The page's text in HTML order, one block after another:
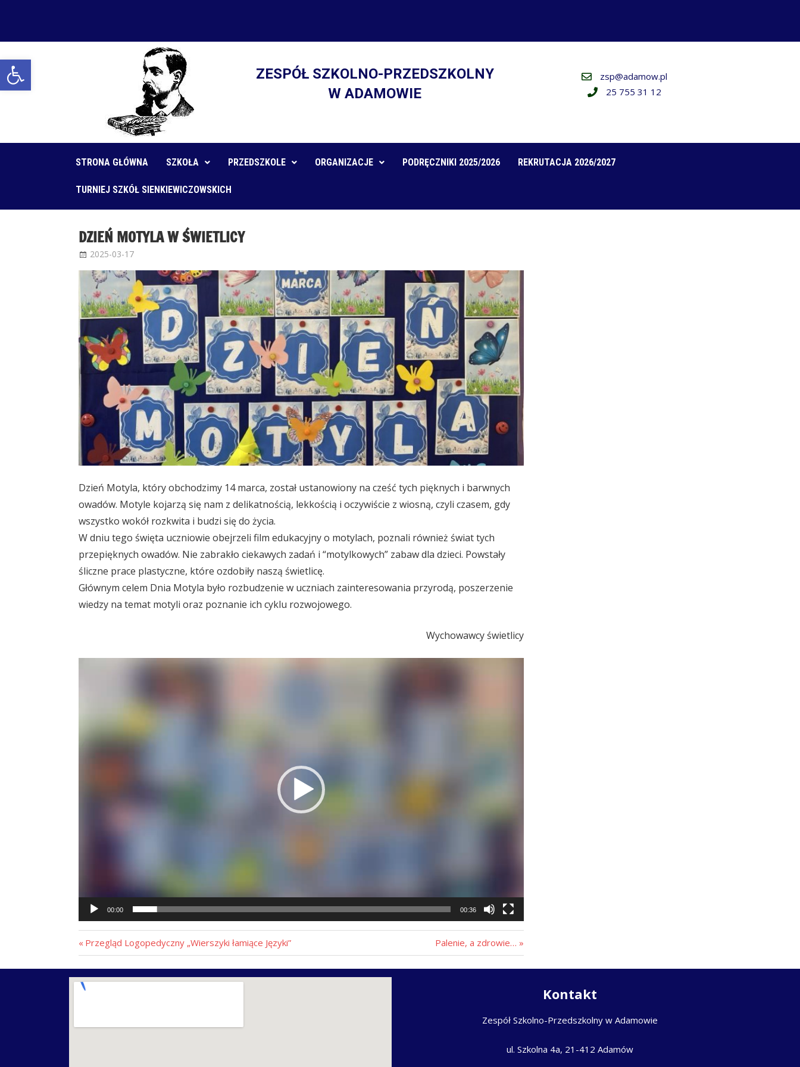
Open toolbar
ZESPÓŁ SZKOLNO-PRZEDSZKOLNY
W ADAMOWIE
zsp@adamow.pl
25 755 31 12
STRONA GŁÓWNA SZKOŁA PRZEDSZKOLE ORGANIZACJE PODRĘCZNIKI 2025/2026 REKRUTACJA 2026/2027
TURNIEJ SZKÓŁ SIENKIEWICZOWSKICH
DZIEŃ MOTYLA W ŚWIETLICY
2025-03-17
Dzień Motyla, który obchodzimy 14 marca, został ustanowiony na cześć tych pięknych i barwnych
owadów. Motyle kojarzą się nam z delikatnością, lekkością i oczywiście z wiosną, czyli czasem, gdy
wszystko wokół rozkwita i budzi się do życia.
W dniu tego święta uczniowie obejrzeli film edukacyjny o motylach, poznali również świat tych
przepięknych owadów. Nie zabrakło ciekawych zadań i “motylkowych” zabaw dla dzieci. Powstały
śliczne prace plastyczne, które ozdobiły naszą świetlicę.
Głównym celem Dnia Motyla było rozbudzenie w uczniach zainteresowania przyrodą, poszerzenie
wiedzy na temat motyli oraz poznanie ich cyklu rozwojowego.
Wychowawcy świetlicy
00:00 00:36
Przegląd Logopedyczny „Wierszyki łamiące Języki” Palenie, a zdrowie…
Kontakt
Zespół Szkolno-Przedszkolny w Adamowie
ul. Szkolna 4a, 21-412 Adamów